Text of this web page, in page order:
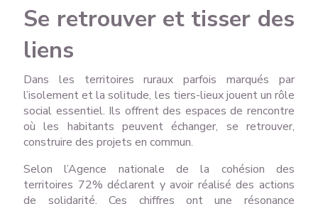
Se retrouver et tisser des
liens
Dans les territoires ruraux parfois marqués par
l’isolement et la solitude, les tiers-lieux jouent un rôle
social essentiel. Ils offrent des espaces de rencontre
où les habitants peuvent échanger, se retrouver,
construire des projets en commun.
Selon l’Agence nationale de la cohésion des
territoires 72% déclarent y avoir réalisé des actions
de solidarité. Ces chiffres ont une résonance